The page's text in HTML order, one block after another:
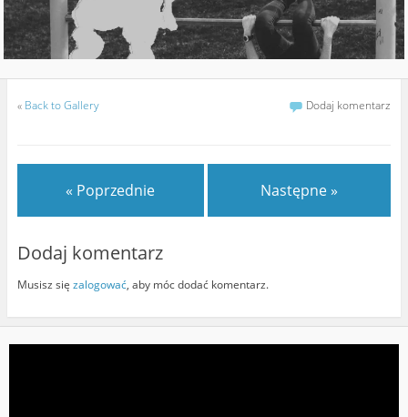
« Back to Gallery Dodaj komentarz
« Poprzednie Następne »
Dodaj komentarz
Musisz się zalogować, aby móc dodać komentarz.